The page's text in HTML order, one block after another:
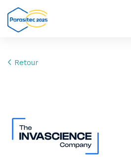
Retour